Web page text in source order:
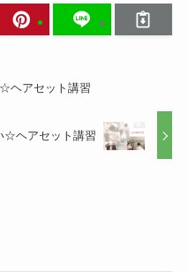
ヘアセット講習
☆ヘアセット講習